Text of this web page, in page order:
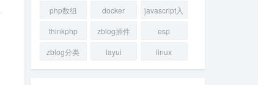
修改
php数组
docker
javascript入
门
thinkphp zblog插件
esp
zblog分类
layui linux